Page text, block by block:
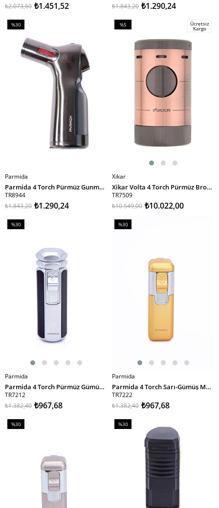
₺1.451,52
₺2.073,60 ₺1.290,24
₺1.843,20
SEPETE EKLE
%30
%30İndirim
Parmida
Parmida 4 Torch Pürmüz Gunmetal Masa Tipi Puro Çakmağı
TR8944
₺1.290,24
₺1.843,20
SEPETE EKLE
%5
%5İndirim
Ücretsiz
Kargo
Xikar
Xikar Volta 4 Torch Pürmüz Bronz Puro Çakmağı
TR7509
₺10.022,00
₺10.549,00
SEPETE EKLE
%30
Parmida
Parmida 4 Torch Pürmüz Gümüş-Siyah Metal Puro Çakmağı
TR7212
₺967,68
₺1.382,40
SEPETE EKLE
%30
Parmida
Parmida 4 Torch Sarı-Gümüş Metal Puro Çakmağı
TR7222
₺967,68
₺1.382,40
%30
%30